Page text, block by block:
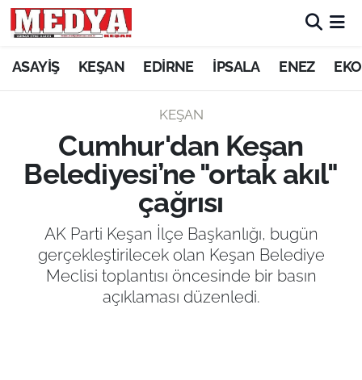
ASAYİŞ KEŞAN EDİRNE İPSALA ENEZ
KEŞAN
Cumhur'dan Keşan
Belediyesi’ne "ortak akıl"
çağrısı
AK Parti Keşan İlçe Başkanlığı, bugün
gerçekleştirilecek olan Keşan Belediye
Meclisi toplantısı öncesinde bir basın
açıklaması düzenledi.
KEŞAN
ASAYİŞ
SİYASET
GÜNDEM
EKONOMİ